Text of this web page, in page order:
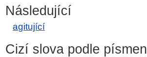
Následující
agitující
Cizí slova podle písmen